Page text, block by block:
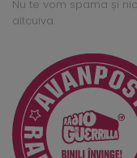
Nu te vom spama și
altcuiva.